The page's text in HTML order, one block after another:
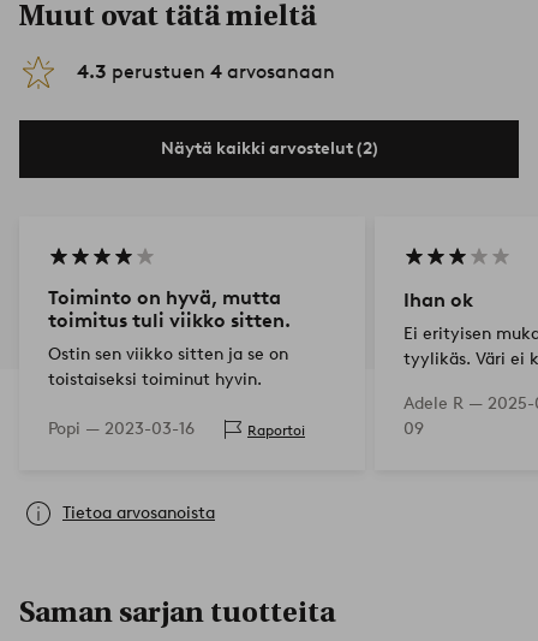
Muut ovat tätä mieltä
4.3 perustuen 4 arvosanaan
Näytä kaikki arvostelut (2)
Toiminto on hyvä, mutta
toimitus tuli viikko sitten.
Ostin sen viikko sitten ja se on
toistaiseksi toiminut hyvin.
Popi — 2023-03-16 Raportoi
Ihan ok
Ei erityisen
tyylikäs. Väri ei
tummanruskea.
Adele R —
09
Tietoa arvosanoista
Saman sarjan tuotteita